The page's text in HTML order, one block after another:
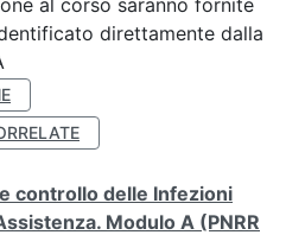
al corso saranno fornite
direttamente dalla
controllo delle Infezioni
Modulo A (PNRR